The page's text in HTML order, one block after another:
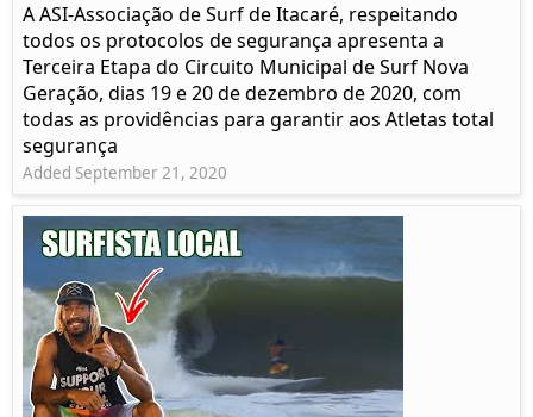
A ASI-Associação de Surf de Itacaré, respeitando
todos os protocolos de segurança apresenta a
Terceira Etapa do Circuito Municipal de Surf Nova
Geração, dias 19 e 20 de dezembro de 2020, com
todas as providências para garantir aos Atletas total
segurança
Added September 21, 2020